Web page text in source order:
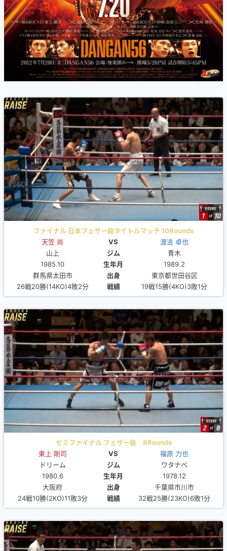
ファイナル 日本フェザー級タイトルマッチ 10Rounds
天笠 尚
VS
渡邉 卓也
山上
ジム
青木
1985.10
生年月
1989.2
群馬県太田市
出身
東京都世田谷区
26戦20勝(14KO)4敗2分
戦績 19戦15勝(4KO)3敗1分
セミファイナル フェザー級 8Rounds
東上 剛司
VS
福原 力也
ドリーム
ジム
ワタナベ
1980.6
生年月
1978.12
大阪府
出身
千葉県市川市
24戦10勝(2KO)11敗3分
戦績 32戦25勝(23KO)6敗1分